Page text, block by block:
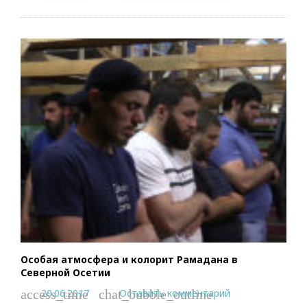
Особая атмосфера и колорит Рамадана в
Северной Осетии
access_time
20.06.2017 chat_bubble_outline
Оставить комментарий